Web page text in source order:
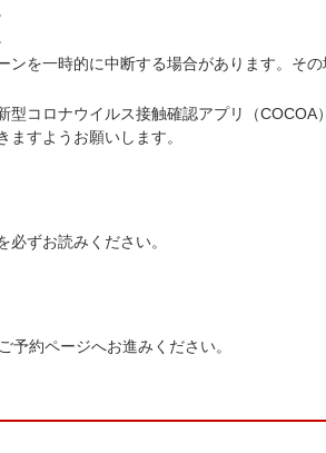
を一時的に中断する場合があります。そ
コロナウイルス接触確認アプリ（COCOA
すようお願いします。
ずお読みください。
予約ページへお進みください。